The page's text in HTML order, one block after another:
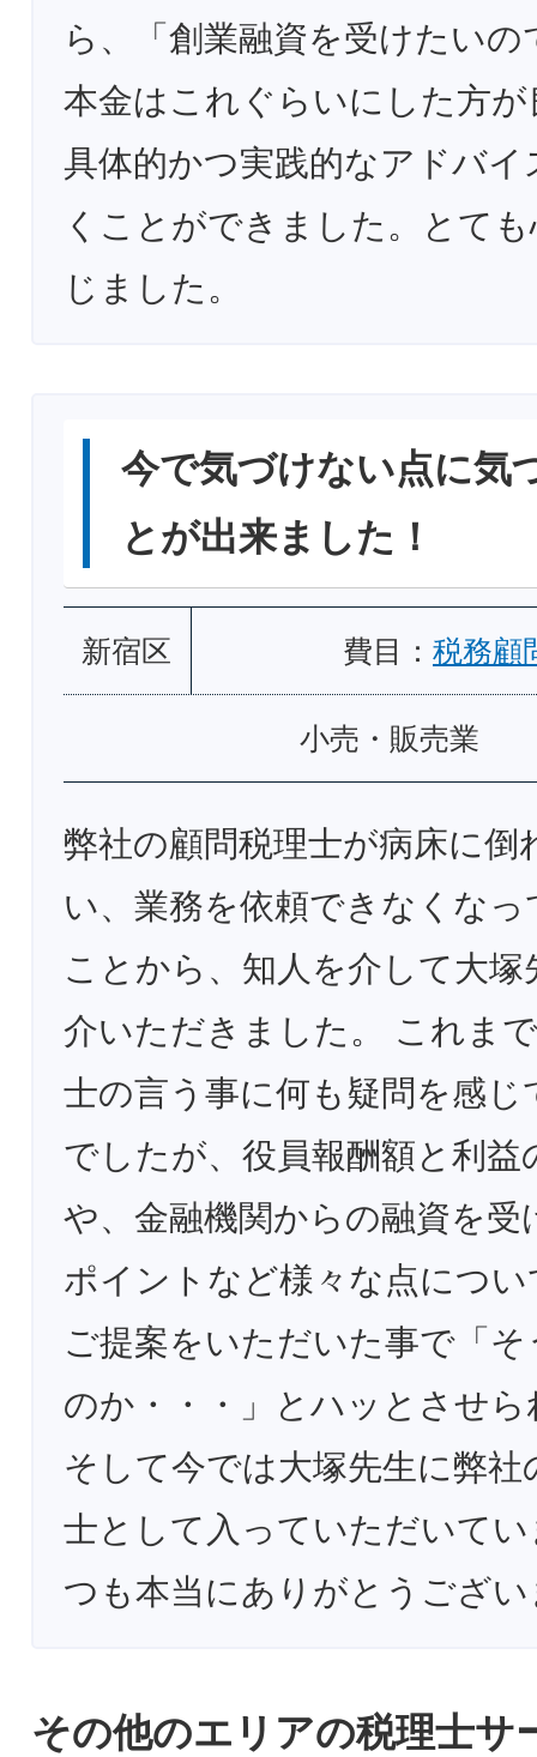
ら、「創業融資を受けたいの
本金はこれぐらいにした方
具体的かつ実践的なアドバイ
くことができました。とて
じました。
今で気づけない点に気
とが出来ました！
新宿区 費目： 税務顧
小売・販売業
弊社の顧問税理士が病床に倒
い、業務を依頼できなくな
ことから、知人を介して大塚
介いただきました。 これま
士の言う事に何も疑問を感じ
でしたが、役員報酬額と利益
や、金融機関からの融資を受
ポイントなど様々な点につ
ご提案をいただいた事で「
のか・・・」とハッとさせ
そして今では大塚先生に弊社
士として入っていただいて
つも本当にありがとうござい
その他のエリアの税理士サ